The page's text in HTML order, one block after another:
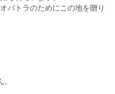
パトラのためにこの地を贈り